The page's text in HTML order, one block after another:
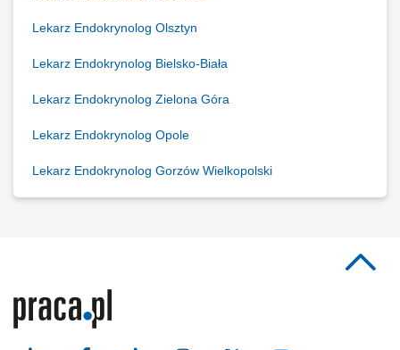
Lekarz Endokrynolog Olsztyn
Lekarz Endokrynolog Bielsko-Biała
Lekarz Endokrynolog Zielona Góra
Lekarz Endokrynolog Opole
Lekarz Endokrynolog Gorzów Wielkopolski